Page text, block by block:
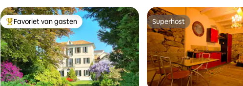
Topfavoriet van gasten
Favoriet van gasten Superhost
Superhost